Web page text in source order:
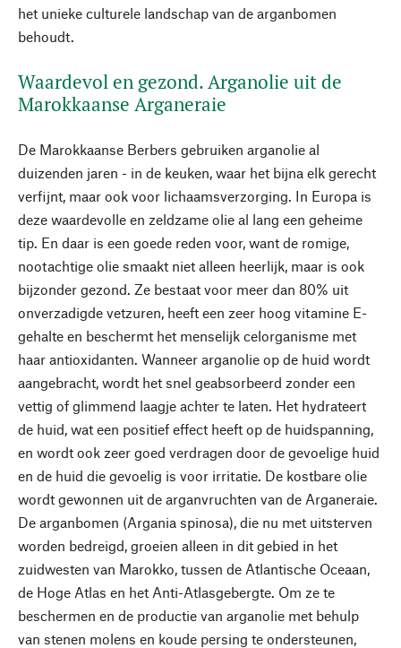
het unieke culturele landschap van de arganbomen
behoudt.
Waardevol en gezond. Arganolie uit de
Marokkaanse Arganeraie
De Marokkaanse Berbers gebruiken arganolie al
duizenden jaren - in de keuken, waar het bijna elk gerecht
verfijnt, maar ook voor lichaamsverzorging. In Europa is
deze waardevolle en zeldzame olie al lang een geheime
tip. En daar is een goede reden voor, want de romige,
nootachtige olie smaakt niet alleen heerlijk, maar is ook
bijzonder gezond. Ze bestaat voor meer dan 80% uit
onverzadigde vetzuren, heeft een zeer hoog vitamine E-
gehalte en beschermt het menselijk celorganisme met
haar antioxidanten. Wanneer arganolie op de huid wordt
aangebracht, wordt het snel geabsorbeerd zonder een
vettig of glimmend laagje achter te laten. Het hydrateert
de huid, wat een positief effect heeft op de huidspanning,
en wordt ook zeer goed verdragen door de gevoelige huid
en de huid die gevoelig is voor irritatie. De kostbare olie
wordt gewonnen uit de arganvruchten van de Arganeraie.
De arganbomen (Argania spinosa), die nu met uitsterven
worden bedreigd, groeien alleen in dit gebied in het
zuidwesten van Marokko, tussen de Atlantische Oceaan,
de Hoge Atlas en het Anti-Atlasgebergte. Om ze te
beschermen en de productie van arganolie met behulp
van stenen molens en koude persing te ondersteunen,